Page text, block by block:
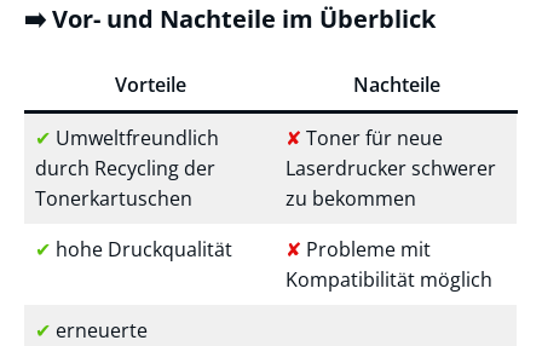
➡️ Vor- und Nachteile im Überblick
Vorteile
Nachteile
✔ Umweltfreundlich
durch Recycling der
Tonerkartuschen
✘ Toner für neue
Laserdrucker schwerer
zu bekommen
✔ hohe Druckqualität ✘ Probleme mit
Kompatibilität möglich
✔ erneuerte